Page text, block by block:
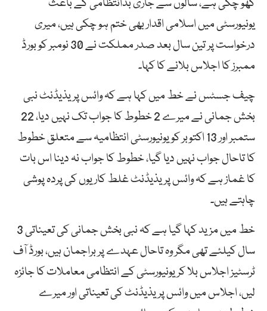
یونیورسٹی میں اسلامی اقدار بھی ختم ہو چکی ہیں، میری
درخواست پر تین سال بعد صدر مملکت نے 30 نومبر کو بورڈ
ممبرز کا اجلاس بلانے کا کہا۔
چیف جسٹس نے خط میں کہا ہے کہ وائس پریذیڈنٹ نبی
بخش جمانی نے میرے 2 خطوط کا جواب تک نہیں دیا، 22
ستمبر اور 13 اکتوبر کو یونیورسٹی انتظامیہ سے متعلق خطوط
کا تاحال جواب نہیں دیا گیا، خطوط کا جواب نہ دینا اس بات
کا غماز ہے کہ وائس پریذیڈنٹ غلط کاریوں کی پردہ پوشی
چاہتے ہیں۔
خط میں مزید کہا گیا ہے کہ نبی بخش جمانی کی تعیناتی 3
سال کیلئے تھی مگر وہ تاحال عہدے پر براجمان ہیں، بورڈ آف
ٹرسٹیز اجلاس بلا کر یونیورسٹی کے انتظامی معاملات کا جائزہ
لیں، اجلاس میں وائس پریذیڈنٹ کی تعیناتی اور میرے